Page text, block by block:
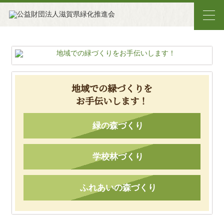
地域での緑づくりを
お手伝いします！
緑の森づくり
学校林づくり
ふれあいの森づくり